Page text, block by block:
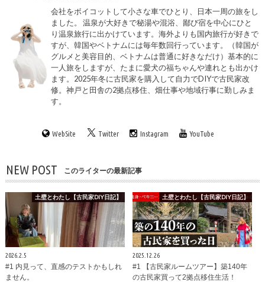
会社をボイコットして小さな車でひとり、日本一周の旅をし
ました。 温泉が大好きで秘湯や混浴、鄙び宿を中心にひと
り温泉旅行に出かけています。海外よりも国内旅行が好きで
すが、韓国やベトナムには毎年数回行っています。（韓国が
グルメと美容目的、ベトナムは普通に好きなだけ）基本的に
一人旅をしますが、たまに愛犬の福ちゃんや連れとも出かけ
ます。2025年冬に古民家を購入して自力でDIYで古民家改
修。神戸と田舎の2拠点移住、畑仕事や地域行事に勤しみま
す。
WebSite Twitter Instagram YouTube
NEW POST このライターの最新記事
土壁とわたし【古民家DIY日記】
2026.2.5
#1 内見って、直感のテストかもしれ
ません。
土壁とわたし【古民家DIY日記】
2025.12.26
#1 【古民家ルームツアー】築140年
の古民家買って2拠点移住生活！